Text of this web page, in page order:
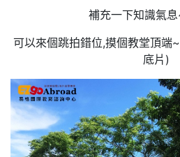
補充一下知識氣
可以來個跳拍錯位,摸個教堂頂端
底片)